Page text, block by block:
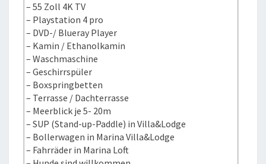
– 55 Zoll 4K TV
– Playstation 4 pro
– DVD-/ Blueray Player
– Kamin / Ethanolkamin
– Waschmaschine
– Geschirrspüler
– Boxspringbetten
– Terrasse / Dachterrasse
– Meerblick je 5- 20m
– SUP (Stand-up-Paddle) in Villa&Lodge
– Bollerwagen in Marina Villa&Lodge
– Fahrräder in Marina Loft